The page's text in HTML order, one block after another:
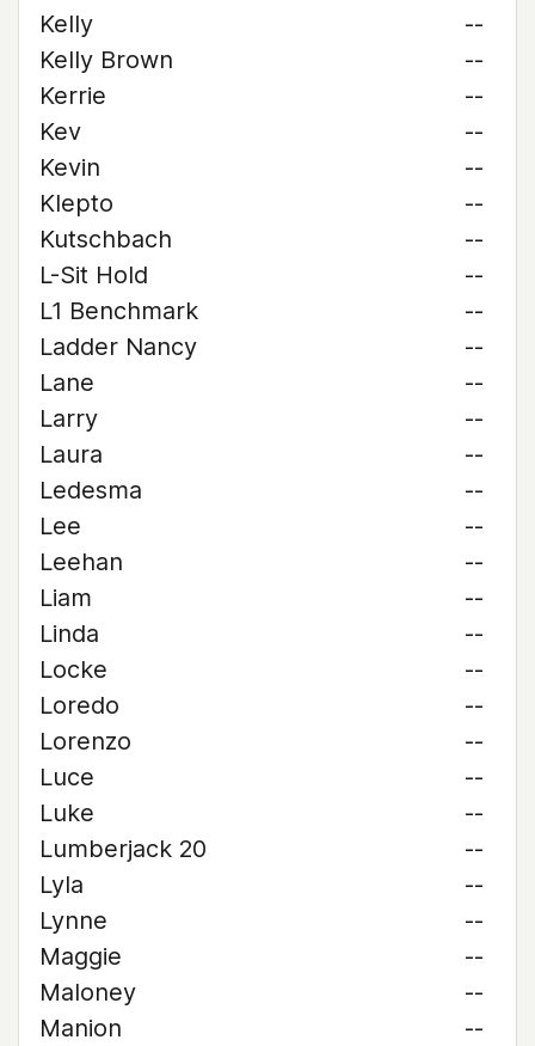
Kelly
--
Kelly Brown
--
Kerrie
--
Kev
--
Kevin
--
Klepto
--
Kutschbach
--
L-Sit Hold
--
L1 Benchmark
--
Ladder Nancy
--
Lane
--
Larry
--
Laura
--
Ledesma
--
Lee
--
Leehan
--
Liam
--
Linda
--
Locke
--
Loredo
--
Lorenzo
--
Luce
--
Luke
--
Lumberjack 20
--
Lyla
--
Lynne
--
Maggie
--
Maloney
--
Manion
--